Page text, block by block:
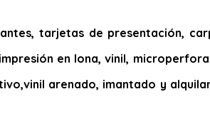
tarjetas de presentación,
en lona, vinil,
arenado, imantado y